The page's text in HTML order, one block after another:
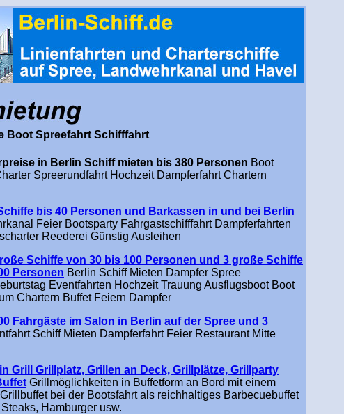
Boot Spreefahrt Schifffahrt
in Berlin Schiff mieten bis 380 Personen Boot
Spreerundfahrt Hochzeit Dampferfahrt Chartern
bis 40 Personen und Barkassen in und bei Berlin
Feier Bootsparty Fahrgastschifffahrt Dampferfahrten
Reederei Günstig Ausleihen
Schiffe von 30 bis 100 Personen und 3 große Schiffe
Personen Berlin Schiff Mieten Dampfer Spree
Eventfahrten Hochzeit Trauung Ausflugsboot Boot
Chartern Buffet Feiern Dampfer
Fahrgäste im Salon in Berlin auf der Spree und 3
Schiff Mieten Dampferfahrt Feier Restaurant Mitte
Grill Grillplatz, Grillen an Deck, Grillplätze, Grillparty
Grillmöglichkeiten in Buffetform an Bord mit einem
bei der Bootsfahrt als reichhaltiges Barbecuebuffet
Hamburger usw.